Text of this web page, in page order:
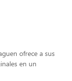
ofrece a sus
en un